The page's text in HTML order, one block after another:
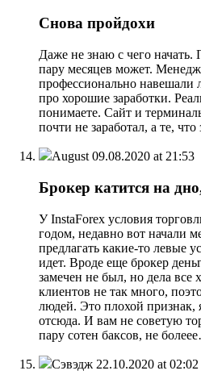
Снова пройдохи
Даже не знаю с чего начать.
пару месяцев может.
профессионально навешали
про хорошие заработки.
понимаете. Сайт и
почти не заработал, а те,
August 09.08.2020 at 21:53
Брокер катится на
У InstaForex условия
годом, недавно вот начали
предлагать какие-то левые
идет. Вроде еще брокер
замечен не был, но дела
клиентов не так много,
людей. Это плохой признак,
отсюда. И вам не советую
пару сотен баксов, не
Сэвэдж 22.10.2020 at 02:02